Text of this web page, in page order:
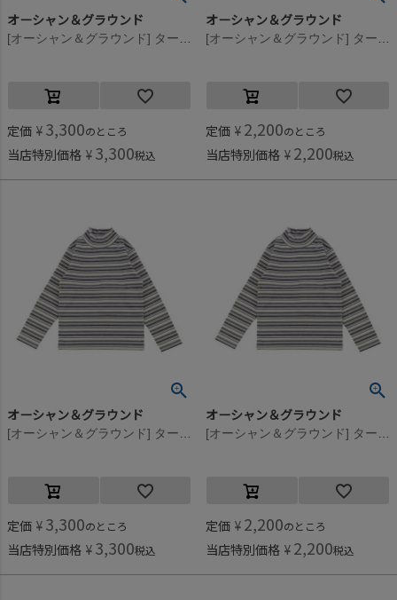
オーシャン＆グラウンド
[オーシャン＆グラウンド] タートルネックボーダーリブTシャツ マルチカラー(XX)
定価 ¥ 3,300のところ
当店特別価格 ¥ 3,300税込
オーシャン＆グラウンド
[オーシャン＆グラウンド] タートルネックボーダーリブTシャツ マルチカラー(XX)
定価 ¥ 2,200のところ
当店特別価格 ¥ 2,200税込
オーシャン＆グラウンド
[オーシャン＆グラウンド] タートルネックボーダーリブTシャツ グレー(GY)
定価 ¥ 3,300のところ
当店特別価格 ¥ 3,300税込
オーシャン＆グラウンド
[オーシャン＆グラウンド] タートルネックボーダーリブTシャツ グレー(GY)
定価 ¥ 2,200のところ
当店特別価格 ¥ 2,200税込